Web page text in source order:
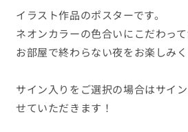
ー
【電
子
遊
館
宇
ー
【電
子
遊
館
宇
イラスト作品のポスターです。
ネオンカラーの色合いにこだわって
お部屋で終わらない夜をお楽しみく
サイン入りをご選択の場合はサイ
せていただきます！